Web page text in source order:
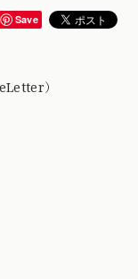
Save
）